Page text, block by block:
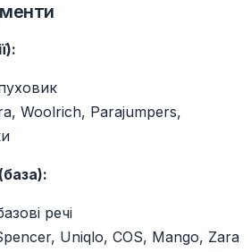
Woolrich, Parajumpers,
речі
Uniqlo, COS, Mango, Zara